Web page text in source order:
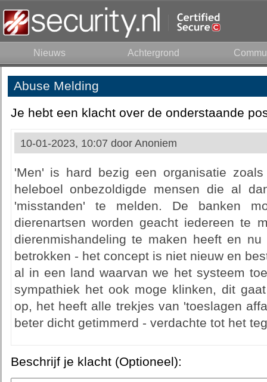
Nieuws Achtergrond
Abuse Melding
Je hebt een klacht over de onderstaande
10-01-2023, 10:07 door Anoniem
'Men' is hard bezig een organisatie
heleboel onbezoldigde mensen die al
'misstanden' te melden. De banken
dierenartsen worden geacht iedereen te
dierenmishandeling te maken heeft en
betrokken - het concept is niet nieuw en
al in een land waarvan we het systeem
sympathiek het ook moge klinken, dit
op, het heeft alle trekjes van 'toeslagen
beter dicht getimmerd - verdachte tot het
Beschrijf je klacht (Optioneel):